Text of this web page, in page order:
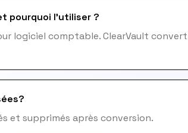
pourquoi l'utiliser ?
logiciel comptable. ClearVault
et supprimés après conversion.